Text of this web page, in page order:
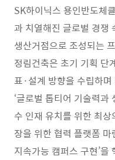
SK하이닉스 용인반도체
과 치열해진 글로벌 경쟁
생산거점으로 조성되는
정림건축은 초기 기획 단
표·설계 방향을 수립하
‘글로벌 톱티어 기술력과
수 인재 유치를 위한 최상
장을 위한 협력 플랫폼 마
지속가능 캠퍼스 구현’을